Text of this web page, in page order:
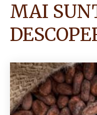
MAI